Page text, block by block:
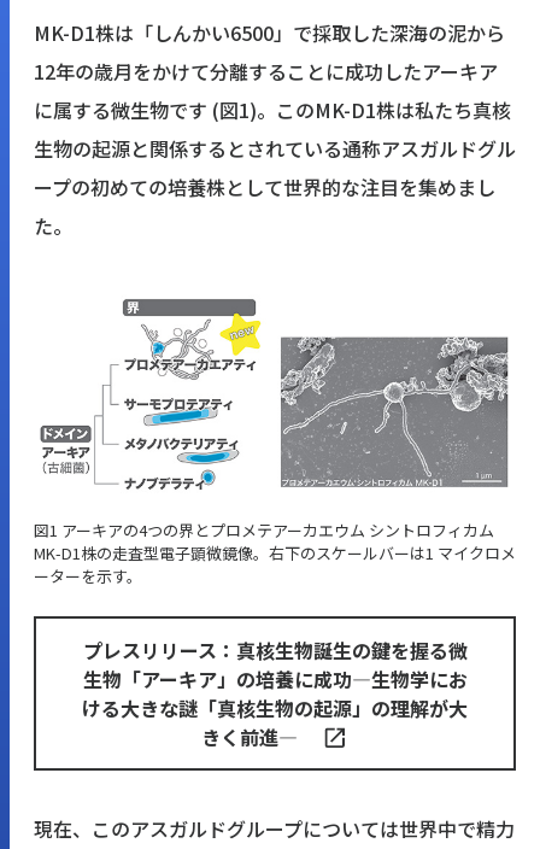
MK-D1株は「しんかい6500」で採取した深海の泥から
12年の歳月をかけて分離することに成功したアーキア
に属する微生物です (図1)。このMK-D1株は私たち真核
生物の起源と関係するとされている通称アスガルドグル
ープの初めての培養株として世界的な注目を集めまし
た。
図1 アーキアの4つの界とプロメテアーカエウム シントロフィカム
MK-D1株の走査型電子顕微鏡像。右下のスケールバーは1 マイクロメ
ーターを示す。
プレスリリース：真核生物誕生の鍵を握る微
生物「アーキア」の培養に成功―生物学にお
ける大きな謎「真核生物の起源」の理解が大
きく前進―
現在、このアスガルドグループについては世界中で精力